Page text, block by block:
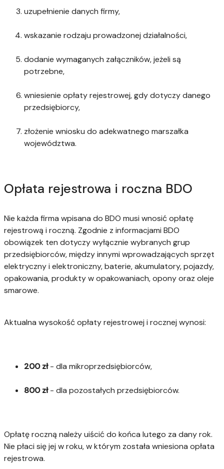
uzupełnienie danych firmy,
wskazanie rodzaju prowadzonej działalności,
dodanie wymaganych załączników, jeżeli są
potrzebne,
wniesienie opłaty rejestrowej, gdy dotyczy danego
przedsiębiorcy,
złożenie wniosku do adekwatnego marszałka
województwa.
Opłata rejestrowa i roczna BDO
Nie każda firma wpisana do BDO musi wnosić opłatę
rejestrową i roczną. Zgodnie z informacjami BDO
obowiązek ten dotyczy wyłącznie wybranych grup
przedsiębiorców, między innymi wprowadzających sprzęt
elektryczny i elektroniczny, baterie, akumulatory, pojazdy,
opakowania, produkty w opakowaniach, opony oraz oleje
smarowe.
Aktualna wysokość opłaty rejestrowej i rocznej wynosi:
200 zł- dla mikroprzedsiębiorców,
800 zł- dla pozostałych przedsiębiorców.
Opłatę roczną należy uiścić do końca lutego za dany rok.
Nie płaci się jej w roku, w którym została wniesiona opłata
rejestrowa.